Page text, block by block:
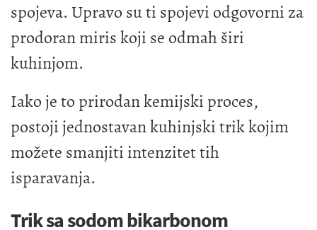
spojeva. Upravo su ti spojevi odgovorni za
prodoran miris koji se odmah širi
kuhinjom.
Iako je to prirodan kemijski proces,
postoji jednostavan kuhinjski trik kojim
možete smanjiti intenzitet tih
isparavanja.
Trik sa sodom bikarbonom